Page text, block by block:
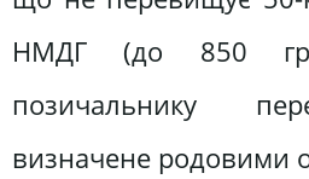
НМДГ (до 850
позичальнику
визначене родовими